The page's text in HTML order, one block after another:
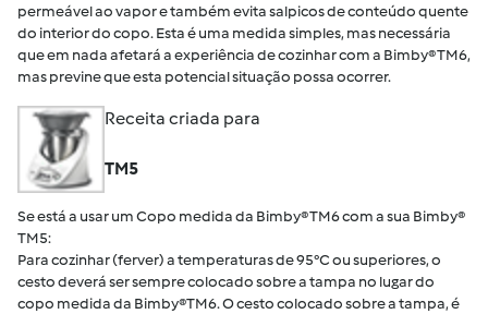
permeável ao vapor e também evita salpicos de conteúdo quente
do interior do copo. Esta é uma medida simples, mas necessária
que em nada afetará a experiência de cozinhar com a Bimby® TM6,
mas previne que esta potencial situação possa ocorrer.
Receita criada para
TM5
Se está a usar um Copo medida da Bimby® TM6 com a sua Bimby®
TM5:
Para cozinhar (ferver) a temperaturas de 95°C ou superiores, o
cesto deverá ser sempre colocado sobre a tampa no lugar do
copo medida da Bimby®TM6. O cesto colocado sobre a tampa, é